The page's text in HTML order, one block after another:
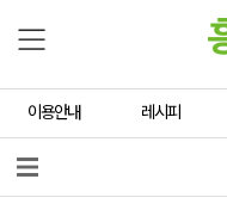
이용안내 레시피